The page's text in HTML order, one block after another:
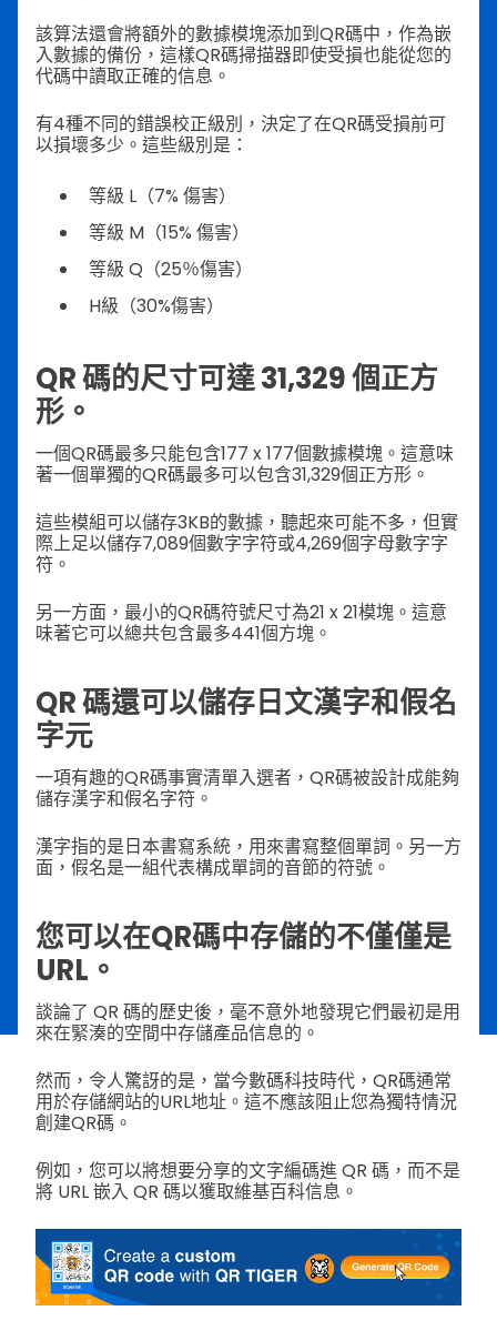
該算法還會將額外的數據模塊添加到QR碼中，作為嵌
入數據的備份，這樣QR碼掃描器即使受損也能從您的
代碼中讀取正確的信息。
有4種不同的錯誤校正級別，決定了在QR碼受損前可
以損壞多少。這些級別是：
等級 L（7% 傷害）
等級 M（15% 傷害）
等級 Q（25％傷害）
H級（30%傷害）
QR 碼的尺寸可達 31,329 個正方
形。
一個QR碼最多只能包含177 x 177個數據模塊。這意味
著一個單獨的QR碼最多可以包含31,329個正方形。
這些模組可以儲存3KB的數據，聽起來可能不多，但實
際上足以儲存7,089個數字字符或4,269個字母數字字
符。
另一方面，最小的QR碼符號尺寸為21 x 21模塊。這意
味著它可以總共包含最多441個方塊。
QR 碼還可以儲存日文漢字和假名
字元
一項有趣的QR碼事實清單入選者，QR碼被設計成能夠
儲存漢字和假名字符。
漢字指的是日本書寫系統，用來書寫整個單詞。另一方
面，假名是一組代表構成單詞的音節的符號。
您可以在QR碼中存儲的不僅僅是
URL。
談論了 QR 碼的歷史後，毫不意外地發現它們最初是用
來在緊湊的空間中存儲產品信息的。
然而，令人驚訝的是，當今數碼科技時代，QR碼通常
用於存儲網站的URL地址。這不應該阻止您為獨特情況
創建QR碼。
例如，您可以將想要分享的文字編碼進 QR 碼，而不是
將 URL 嵌入 QR 碼以獲取維基百科信息。